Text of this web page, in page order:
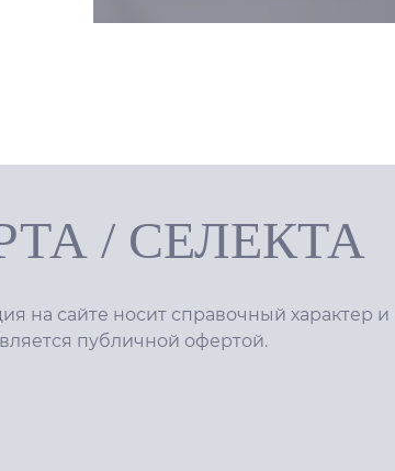
/ СЕЛЕКТА
на сайте носит справочный характер и
публичной офертой.